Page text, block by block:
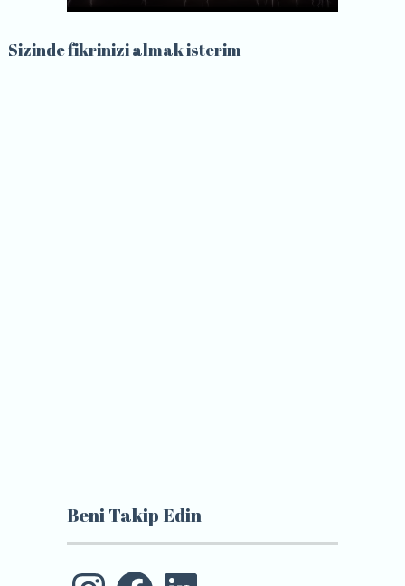
Sizinde fikrinizi almak isterim
Beni Takip Edin
InstagramFacebookLinkedIn